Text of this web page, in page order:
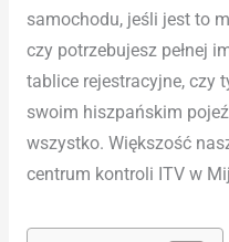
samochodu, jeśli jest to
czy potrzebujesz pełnej
tablice rejestracyjne, czy
swoim hiszpańskim
wszystko. Większość
centrum kontroli ITV w